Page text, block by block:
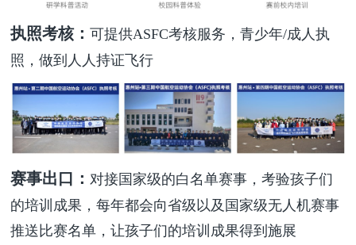
执照考核：可提供ASFC考核服务，青少年/成人执
照，做到人人持证飞行
赛事出口： 对接国家级的白名单赛事，考验孩子们
的培训成果，每年都会向省级以及国家级无人机赛事
推送比赛名单，让孩子们的培训成果得到施展